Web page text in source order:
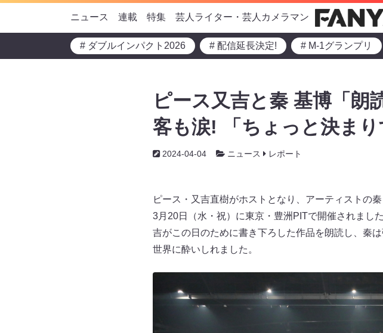
ニュース 連載 特集 芸人ライター・芸人カメラマン
# ダブルインパクト2026 # 配信延長決定! # M-1グランプリ
ピース又吉と秦 基博「朗
客も涙! 「ちょっと決まり
2024-04-04 ニュース レポート
ピース・又吉直樹がホストとなり、アーティストの
3月20日（水・祝）に東京・豊洲PITで開催されまし
吉がこの日のために書き下ろした作品を朗読し、秦
世界に酔いしれました。